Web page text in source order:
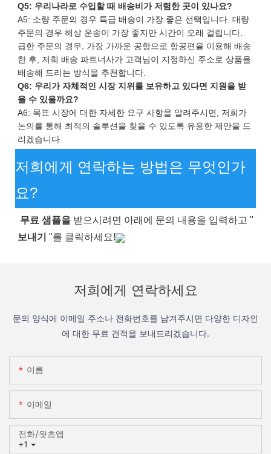
Q5: 우리나라로 수입할 때 배송비가 저렴한 곳이 있나요?
A5: 소량 주문의 경우 특급 배송이 가장 좋은 선택입니다. 대량
주문의 경우 해상 운송이 가장 좋지만 시간이 오래 걸립니다.
급한 주문의 경우, 가장 가까운 공항으로 항공편을 이용해 배송
한 후, 저희 배송 파트너사가 고객님이 지정하신 주소로 상품을
배송해 드리는 방식을 추천합니다.
Q6: 우리가 자체적인 시장 지위를 보유하고 있다면 지원을 받
을 수 있을까요?
A6: 목표 시장에 대한 자세한 요구 사항을 알려주시면, 저희가
논의를 통해 최적의 솔루션을 찾을 수 있도록 유용한 제안을 드
리겠습니다.
저희에게 연락하는 방법은 무엇인가
요?
무료 샘플을 받으시려면 아래에 문의 내용을 입력하고 "
보내기 "를 클릭하세요!
저희에게 연락하세요
문의 양식에 이메일 주소나 전화번호를 남겨주시면 다양한 디자인
에 대한 무료 견적을 보내드리겠습니다.
이름
이메일
+1
전화/왓츠앱